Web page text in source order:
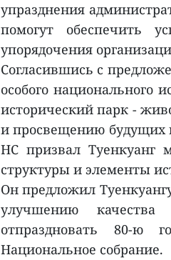
упразднения
помогут обеспечить
упорядочения
Согласившись с
особого национального
исторический парк -
и просвещению будущих
НС призвал Туенкуанг
структуры и элементы
Он предложил
улучшению
отпраздновать 80-ю
Национальное собрание.